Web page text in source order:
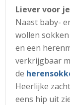
Liever voor
Naast baby-
wollen
en een
verkrijgbaar
de
Heerlijke
eens hip uit